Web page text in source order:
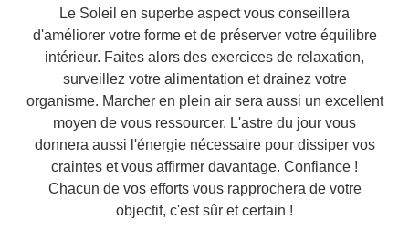
Le Soleil en superbe aspect vous conseillera
d'améliorer votre forme et de préserver votre équilibre
intérieur. Faites alors des exercices de relaxation,
surveillez votre alimentation et drainez votre
organisme. Marcher en plein air sera aussi un excellent
moyen de vous ressourcer. L'astre du jour vous
donnera aussi l'énergie nécessaire pour dissiper vos
craintes et vous affirmer davantage. Confiance !
Chacun de vos efforts vous rapprochera de votre
objectif, c'est sûr et certain !